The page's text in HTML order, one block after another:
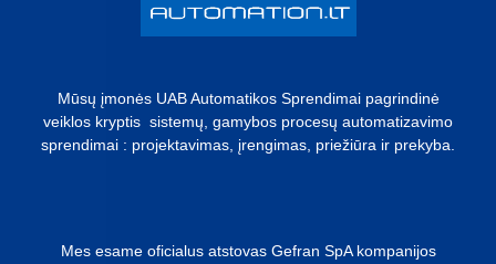
Mūsų įmonės UAB Automatikos Sprendimai pagrindinė
veiklos kryptis sistemų, gamybos procesų automatizavimo
sprendimai : projektavimas, įrengimas, priežiūra ir prekyba.
Mes esame oficialus atstovas Gefran SpA kompanijos